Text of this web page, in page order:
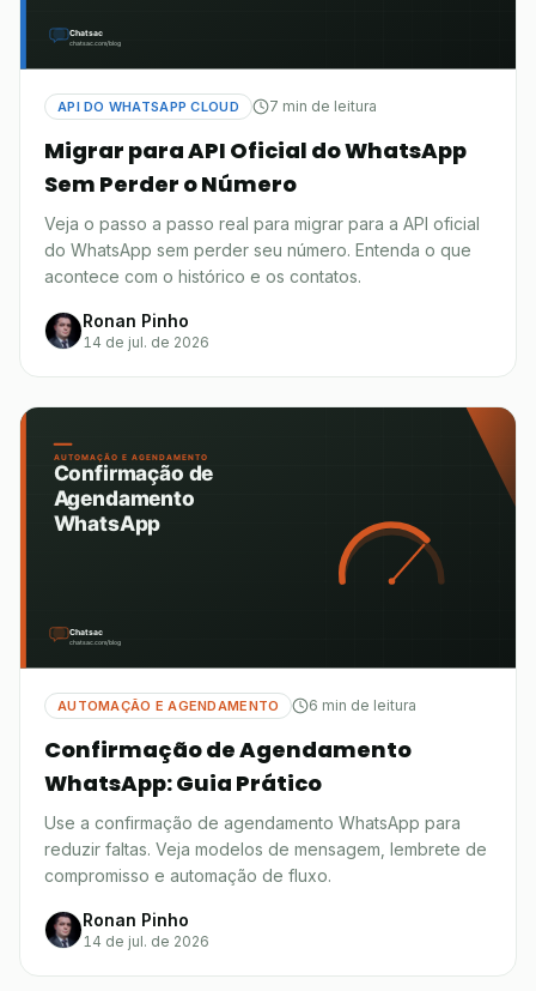
API DO WHATSAPP CLOUD 7 min de leitura
Migrar para API Oficial do WhatsApp
Sem Perder o Número
Veja o passo a passo real para migrar para a API oficial
do WhatsApp sem perder seu número. Entenda o que
acontece com o histórico e os contatos.
Ronan Pinho
14 de jul. de 2026
AUTOMAÇÃO E AGENDAMENTO 6 min de leitura
Confirmação de Agendamento
WhatsApp: Guia Prático
Use a confirmação de agendamento WhatsApp para
reduzir faltas. Veja modelos de mensagem, lembrete de
compromisso e automação de fluxo.
Ronan Pinho
14 de jul. de 2026